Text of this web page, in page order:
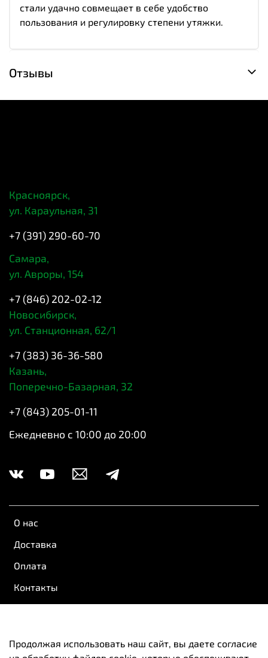
стали удачно совмещает в себе удобство
пользования и регулировку степени утяжки.
Отзывы
О нас
Доставка
Оплата
Контакты
Пользовательское соглашение
Красноярск,
ул. Караульная, 31
+7 (391) 290-60-70
Самара,
ул. Авроры, 154
+7 (846) 202-02-12
Новосибирск,
ул. Станционная, 62/1
+7 (383) 36-36-580
Казань,
Поперечно-Базарная, 32
+7 (843) 205-01-11
Ежедневно с 10:00 до 20:00
Продолжая использовать наш сайт, вы даете согласие